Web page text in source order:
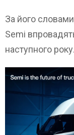
За його
Semi
наступного року.